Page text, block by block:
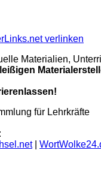
verlinken
Materialien,
für Lehrkräfte
:
|